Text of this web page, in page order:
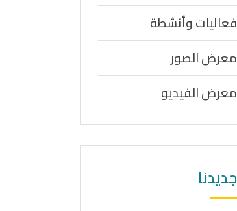
فعاليات وأنشطة
معرض الصور
معرض الفيديو
جديدنا